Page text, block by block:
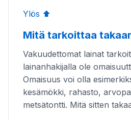
Ylös ⬆️
Mitä tarkoittaa
Vakuudettomat lainat
lainanhakijalla ole
Omaisuus voi olla
kesämökki, rahasto,
metsätontti. Mitä sitten